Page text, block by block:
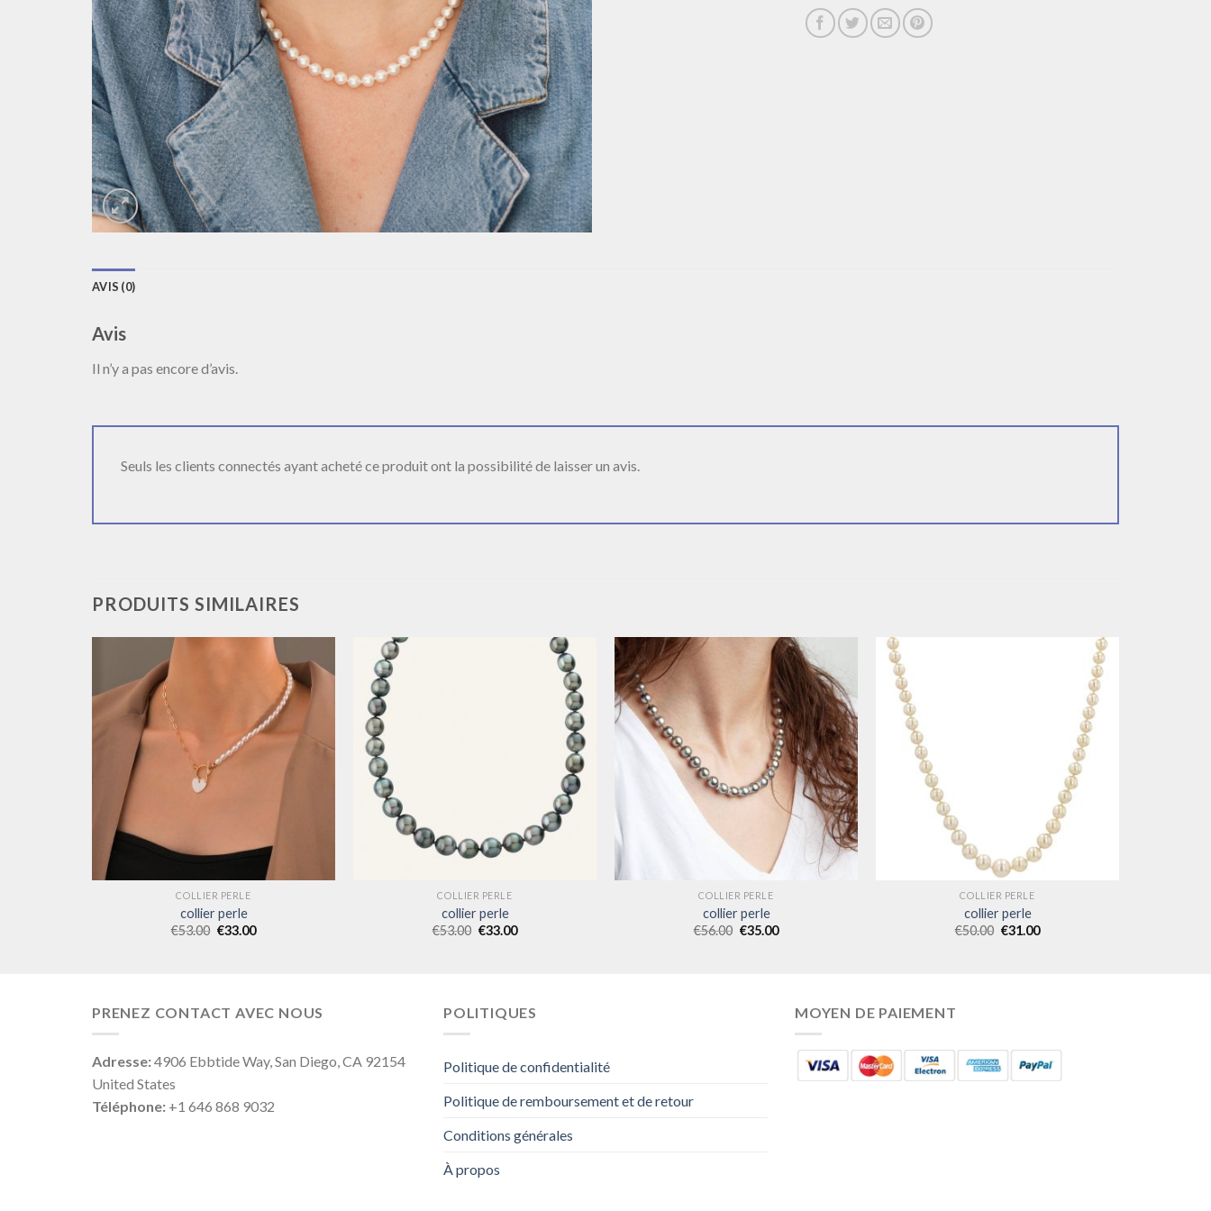
AVIS (0)
Avis
Il n’y a pas encore d’avis.
Seuls les clients connectés ayant acheté ce produit ont la possibilité de laisser un avis.
PRODUITS SIMILAIRES
COLLIER PERLE
collier perle
€53.00 €33.00
COLLIER PERLE
collier perle
€53.00 €33.00
COLLIER PERLE
collier perle
€56.00 €35.00
COLLIER PERLE
collier perle
€50.00 €31.00
PRENEZ CONTACT AVEC NOUS
Adresse:4906 Ebbtide Way, San Diego, CA 92154
United States
Téléphone: +1 646 868 9032
POLITIQUES
Politique de confidentialité
Politique de remboursement et de retour
Conditions générales
À propos
MOYEN DE PAIEMENT